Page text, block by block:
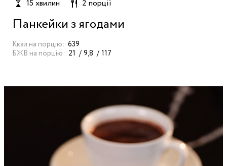
15 хвилин 2 порції
Панкейки з ягодами
Ккал на порцію: 639
БЖВ на порцію: 21 9,8 117